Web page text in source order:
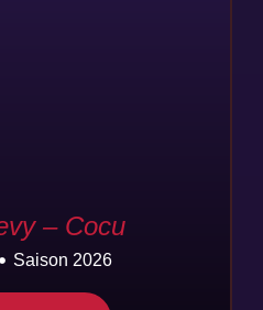
– Cocu
Saison 2026